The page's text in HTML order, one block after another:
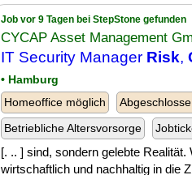
Job vor 9 Tagen bei StepStone gefunden
CYCAP Asset Management
IT Security Manager Risk,
• Hamburg
Homeoffice möglich
Betriebliche Altersvorsorge
[. .. ] sind, sondern gelebte
wirtschaftlich und nachhaltig in die